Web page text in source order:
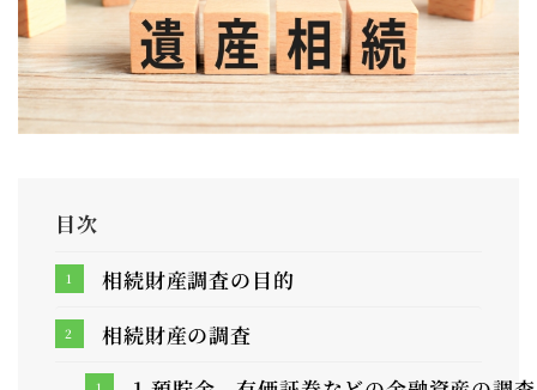
目次
相続財産調査の目的
相続財産の調査